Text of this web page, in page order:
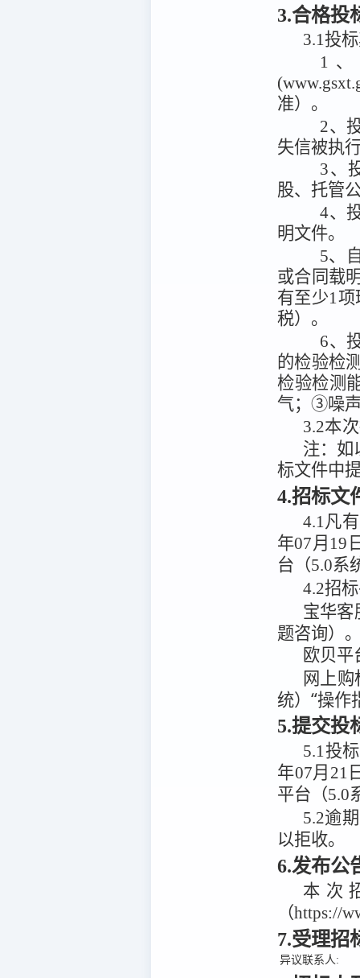
3.合格投
3.1投
1
准）。
2、
失信被执
3、
股、托管
4、
明文件。
5、
或合同载
有至少1
税）。
6、
的检验检
检验检测
气；③噪
3.2本
注： 如
标文件中
4.招标文
4.1凡
年07月19
台（5.0系
4.2招
宝华客
题咨询）
欧贝平
网上
统）“操作
5.提交投
5.1投
年07月21
平台（5.0
5.2逾
以拒收。
6.发布公
本次
（https://
7.受理招
异议联系人: